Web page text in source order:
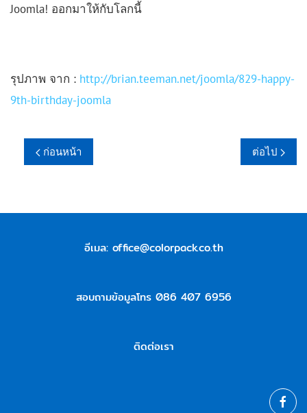
Joomla! ออกมาให้กับโลกนี้
รุปภาพ จาก : http://brian.teeman.net/joomla/829-happy-
9th-birthday-joomla
ก่อนหน้า ต่อไป
อีเมล: office@colorpack.co.th
สอบถามข้อมูลโทร 086 407 6956
ติดต่อเรา